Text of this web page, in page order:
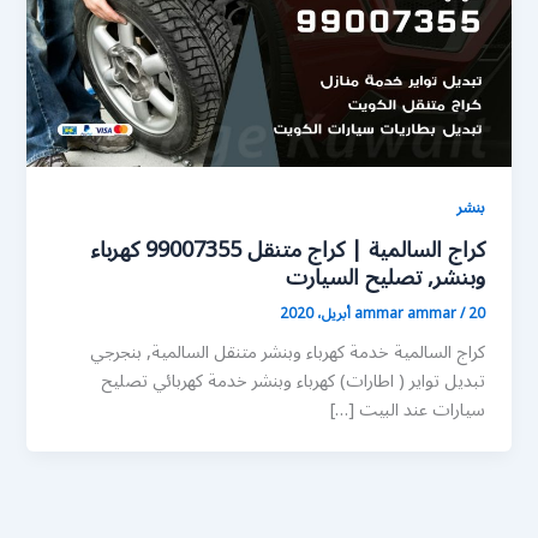
بنشر
كراج السالمية | كراج متنقل 99007355 كهرباء
وبنشر, تصليح السيارت
ammar ammar/20 أبريل، 2020
كراج السالمية خدمة كهرباء وبنشر متنقل السالمية, بنجرجي
تبديل تواير ( اطارات) كهرباء وبنشر خدمة كهربائي تصليح
سيارات عند البيت […]